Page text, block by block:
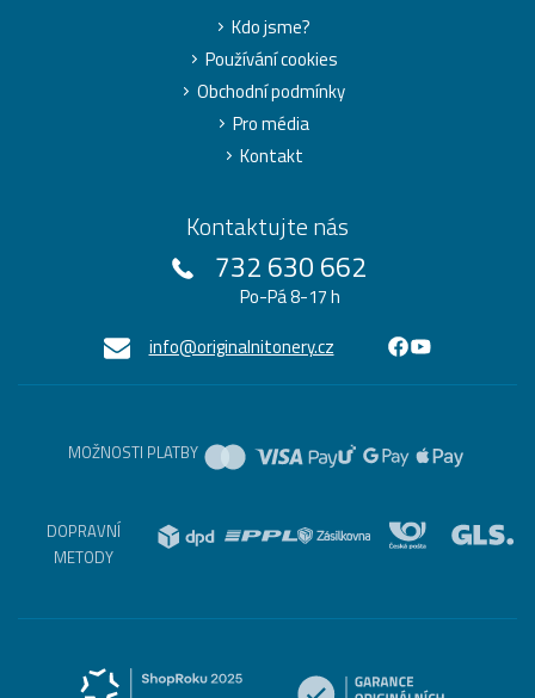
Kdo jsme?
Používání cookies
Obchodní podmínky
Pro média
Kontakt
Kontaktujte nás
732 630 662
Po-Pá 8-17 h
info@originalnitonery.cz
MOŽNOSTI PLATBY
DOPRAVNÍ
METODY